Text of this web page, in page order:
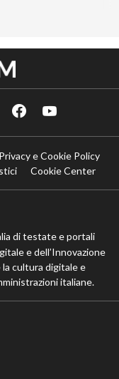
Privacy e Cookie Policy
Cookie Center
di testate e portali
e dell’Innovazione
cultura digitale e
italiane.